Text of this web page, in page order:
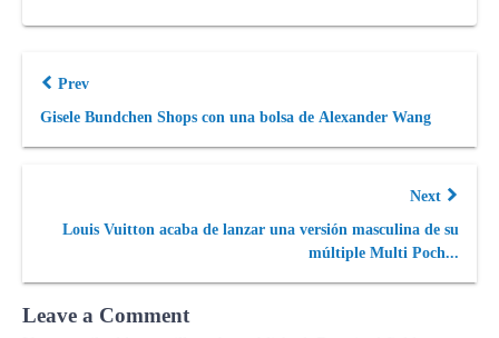
Prev
Gisele Bundchen Shops con una bolsa de Alexander Wang
Next
Louis Vuitton acaba de lanzar una versión masculina de su
múltiple Multi Poch...
Leave a Comment